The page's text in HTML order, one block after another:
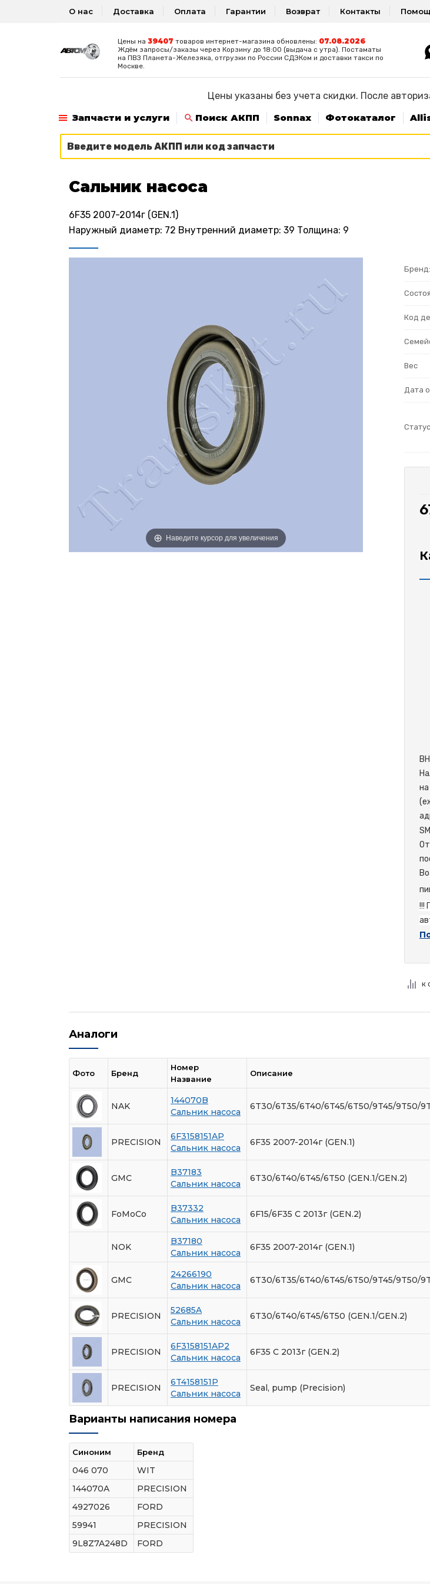
О нас Доставка Оплата Гарантии Возврат Контакты
Цены на 39407 товаров интернет-магазина обновлены: 07.08.2026
Ждём запросы/заказы через Корзину до 18:00 (выдача с утра). Постаматы
на ПВЗ Планета-Железяка, отгрузки по России СДЭКом и доставки такси по
Москве.
Цены указаны без учета скидки. После
Запчасти и услуги
Поиск АКПП Sonnax Фотокаталог
Сальник насоса
6F35 2007-2014г (GEN.1)
Наружный диаметр: 72 Внутренний диаметр: 39 Толщина: 9
Наведите курсор для увеличения
Бренд:
Код
Вес
Дата
!!!
к
Аналоги
Фото Бренд
Номер
Название
Описание
NAK
144070B
Сальник насоса
6T30/6T35/6T40/6T45/6T50/9T45/9T50/
PRECISION
6F3158151AP
Сальник насоса
6F35 2007-2014г (GEN.1)
GMC
B37183
Сальник насоса
6T30/6T40/6T45/6T50 (GEN.1/GEN.2)
FoMoCo
B37332
Сальник насоса
6F15/6F35 C 2013г (GEN.2)
NOK
B37180
Сальник насоса
6F35 2007-2014г (GEN.1)
GMC
24266190
Сальник насоса
6T30/6T35/6T40/6T45/6T50/9T45/9T50/
PRECISION
52685A
Сальник насоса
6T30/6T40/6T45/6T50 (GEN.1/GEN.2)
PRECISION
6F3158151AP2
Сальник насоса
6F35 C 2013г (GEN.2)
PRECISION
6T4158151P
Сальник насоса
Seal, pump (Precision)
Варианты написания номера
Синоним Бренд
046 070
WIT
144070A
PRECISION
4927026
FORD
59941
PRECISION
9L8Z7A248D
FORD